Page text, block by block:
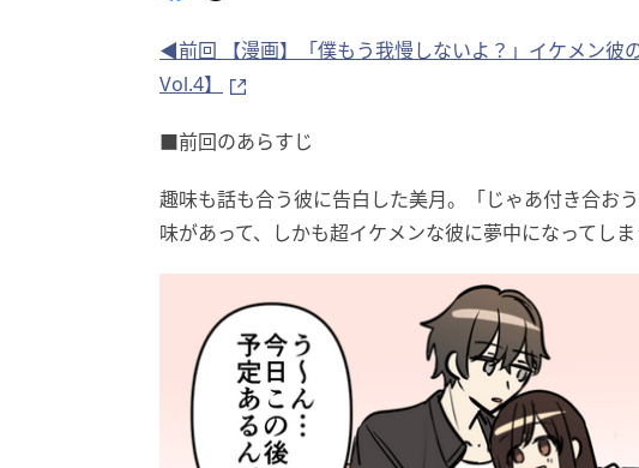
◀前回 【漫画】「僕もう我慢しないよ？」イケメン彼
Vol.4】
■前回のあらすじ
趣味も話も合う彼に告白した美月。「じゃあ付き合お
味があって、しかも超イケメンな彼に夢中になってしま